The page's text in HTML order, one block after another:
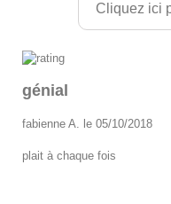
Cliquez ici
génial
fabienne A. le 05/10/2018
plait à chaque fois